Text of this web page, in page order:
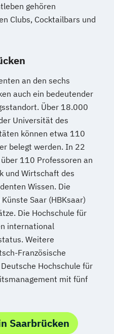
gehören
Clubs, Cocktailbars und
an den sechs
auch ein bedeutender
Über 18.000
Universität des
können etwa 110
belegt werden. In 22
110 Professoren an
und Wirtschaft des
Wissen. Die
Saar (HBKsaar)
Die Hochschule für
international
Weitere
Französische
Hochschule für
mit fünf
Saarbrücken